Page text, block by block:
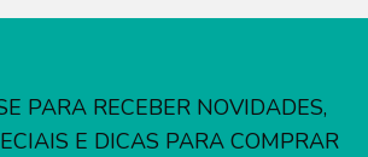
PARA RECEBER NOVIDADES,
E DICAS PARA COMPRAR